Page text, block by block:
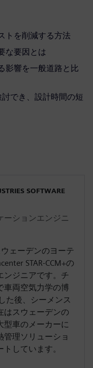
トを削減する方法
な要因とは
影響を一般道路と比
でき、設計時間の短
SOFTWARE
ションエンジニ
ェーデンのヨーテ
STAR-CCM+の
ンジニアです。チ
車両空気力学の博
た後、シーメンス
はスウェーデンの
型車のメーカーに
管理ソリューショ
しています。